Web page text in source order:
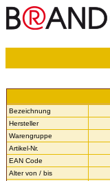
Bezeichnung
Hersteller
Warengruppe
Artikel-Nr.
EAN Code
Alter von / bis